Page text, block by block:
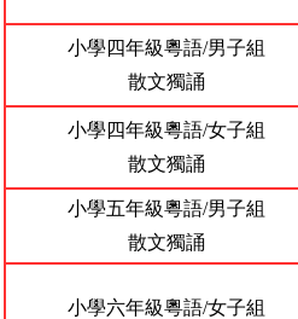
小學四年級粵語/男子組
散文獨誦
小學四年級粵語/女子組
散文獨誦
小學五年級粵語/男子組
散文獨誦
小學六年級粵語/女子組